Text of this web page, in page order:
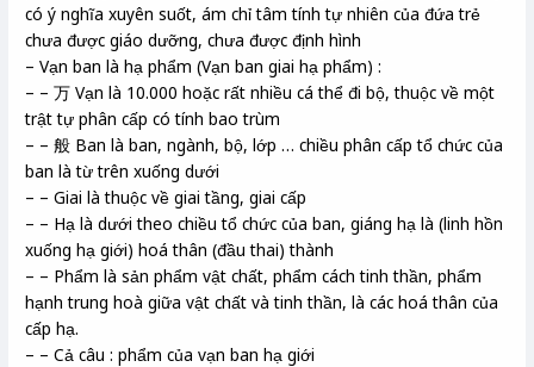
có ý nghĩa xuyên suốt, ám chỉ tâm tính tự nhiên của đứa trẻ
chưa được giáo dưỡng, chưa được định hình
– Vạn ban là hạ phẩm (Vạn ban giai hạ phẩm) :
– – 万 Vạn là 10.000 hoặc rất nhiều cá thể đi bộ, thuộc về một
trật tự phân cấp có tính bao trùm
– – 般 Ban là ban, ngành, bộ, lớp … chiều phân cấp tổ chức của
ban là từ trên xuống dưới
– – Giai là thuộc về giai tầng, giai cấp
– – Hạ là dưới theo chiều tổ chức của ban, giáng hạ là (linh hồn
xuống hạ giới) hoá thân (đầu thai) thành
– – Phẩm là sản phẩm vật chất, phẩm cách tinh thần, phẩm
hạnh trung hoà giữa vật chất và tinh thần, là các hoá thân của
cấp hạ.
– – Cả câu : phẩm của vạn ban hạ giới